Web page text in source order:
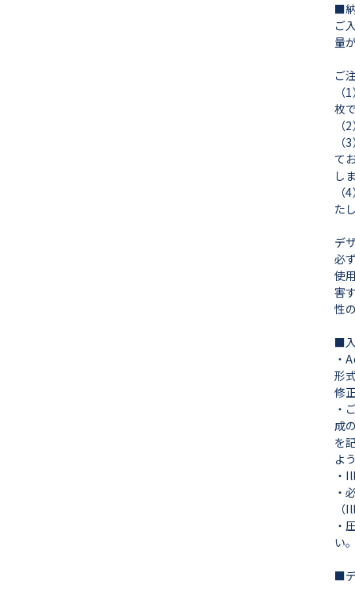
■
ご
量
ご
枚
て
し
た
デ
必
使
害
性
■
・
形
修
・
成
を
よ
・
・
・
い。
■